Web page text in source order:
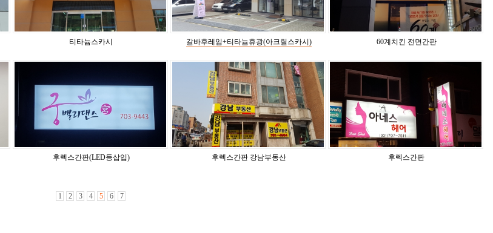
티타늄스카시 갈바후레임+티타늄휴광(아크릴스카시) 60계치킨 전면간판
후렉스간판(LED등삽입) 후렉스간판 강남부동산 후렉스간판
1 2 3 4 5 6 7